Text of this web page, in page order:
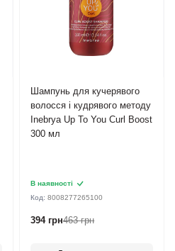
Шампунь для кучерявого
волосся і кудрявого методу
Inebrya Up To You Сurl Boost
300 мл
В наявності
Код:8008277265100
394 грн463 грн